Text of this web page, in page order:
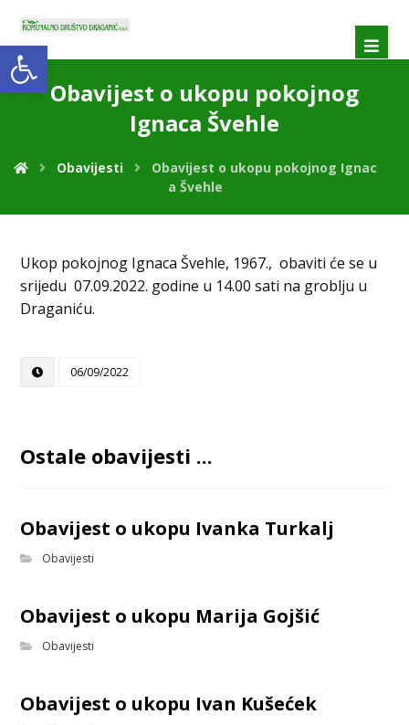
Open toolbar
Obavijest o ukopu pokojnog
Ignaca Švehle
Obavijesti
Obavijest o ukopu pokojnog Ignac
a Švehle
Ukop pokojnog Ignaca Švehle, 1967., obaviti će se u
srijedu 07.09.2022. godine u 14.00 sati na groblju u
Draganiću.
06/09/2022
Ostale obavijesti ...
Obavijest o ukopu Ivanka Turkalj
Obavijesti
Obavijest o ukopu Marija Gojšić
Obavijesti
Obavijest o ukopu Ivan Kušećek